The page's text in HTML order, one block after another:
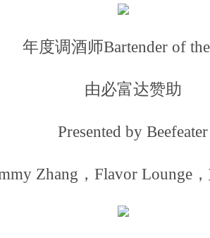
年度调酒师Bartender of
由必富达赞助
Presented by Beefeater
Zhang，Flavor Lounge